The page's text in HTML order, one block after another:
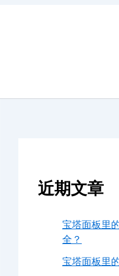
近期文章
宝塔面板里
全？
宝塔面板里